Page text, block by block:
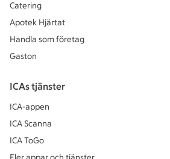
Catering
Apotek Hjärtat
Handla som företag
Gaston
ICAs tjänster
ICA-appen
ICA Scanna
ICA ToGo